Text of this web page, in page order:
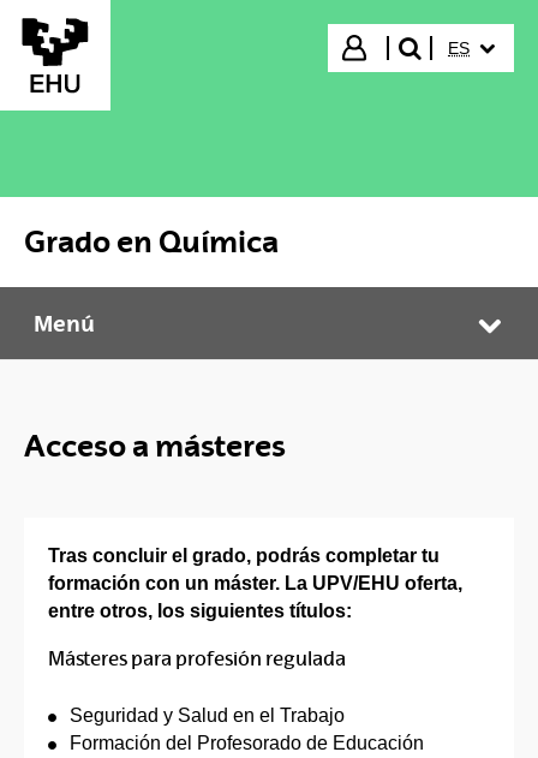
Saltar al contenido principal
Iniciar sesión
buscar"
ES
Grado en Química
Grado en Química
Menú
Acceso a másteres
Tras concluir el grado, podrás completar tu
formación con un máster. La UPV/EHU oferta,
entre otros, los siguientes títulos:
Másteres para profesión regulada
Seguridad y Salud en el Trabajo
Formación del Profesorado de Educación